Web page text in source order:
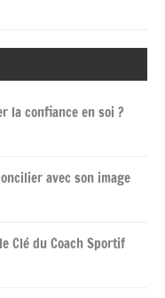
la confiance en soi ?
avec son image
Clé du Coach Sportif